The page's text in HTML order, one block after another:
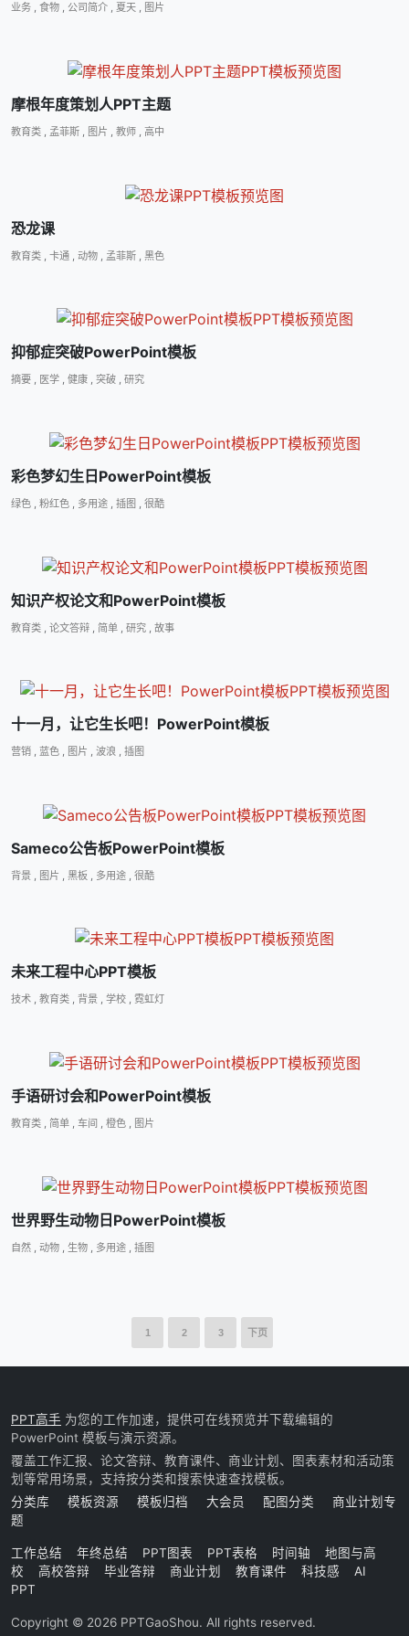
业务 , 食物 , 公司简介 , 夏天 , 图片
摩根年度策划人PPT主题
教育类 , 孟菲斯 , 图片 , 教师 , 高中
恐龙课
教育类 卡通 动物 孟菲斯 黑色
抑郁症突破PowerPoint模板
摘要 , 医学 , 健康 , 突破 , 研究
彩色梦幻生日PowerPoint模板
绿色 , 粉红色 , 多用途 , 插图 , 很酷
知识产权论文和PowerPoint模板
教育类 论文答辩 简单 研究 故事
十一月，让它生长吧！PowerPoint模板
营销 , 蓝色 , 图片 , 波浪 , 插图
Sameco公告板PowerPoint模板
背景 图片 黑板 多用途 很酷
未来工程中心PPT模板
技术 , 教育类 , 背景 , 学校 , 霓虹灯
手语研讨会和PowerPoint模板
教育类 , 简单 , 车间 , 橙色 , 图片
世界野生动物日PowerPoint模板
自然 动物 生物 多用途 插图
1 2 3 下页
PPT高手 为您的工作加速，提供可在线预览并下载编辑的
PowerPoint 模板与演示资源。
覆盖工作汇报、论文答辩、教育课件、商业计划、图表素材和活动策
划等常用场景，支持按分类和搜索快速查找模板。
分类库
模板资源 模板归档 大会员 配图分类
商业计划专
题
工作总结 年终总结 PPT图表 PPT表格 时间轴
地图与高
校
高校答辩 毕业答辩 商业计划 教育课件 科技感
AI
PPT
Copyright © 2026 PPTGaoShou. All rights reserved.